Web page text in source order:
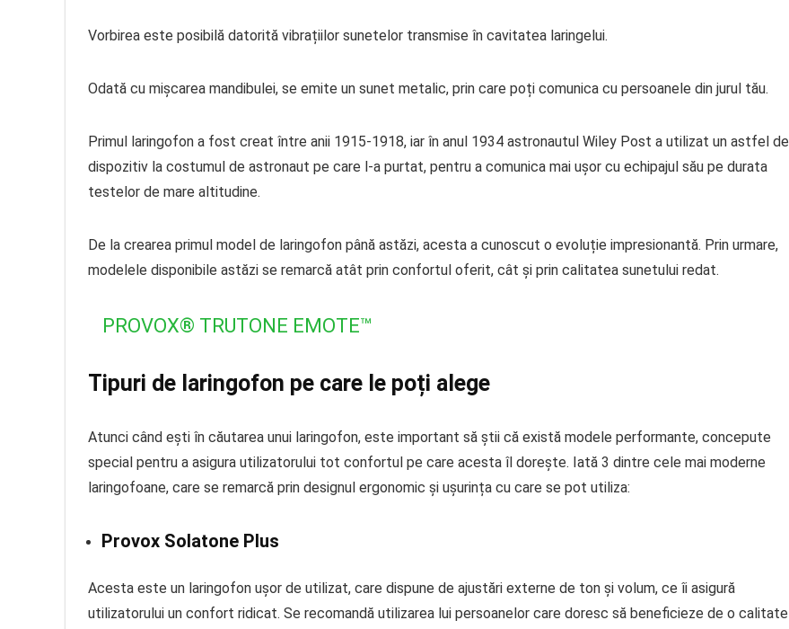
Vorbirea este posibilă datorită vibrațiilor sunetelor transmise în cavitatea laringelui.
Odată cu mișcarea mandibulei, se emite un sunet metalic, prin care poți comunica cu persoanele din jurul tău.
Primul laringofon a fost creat între anii 1915-1918, iar în anul 1934 astronautul Wiley Post a utilizat un astfel de
dispozitiv la costumul de astronaut pe care l-a purtat, pentru a comunica mai ușor cu echipajul său pe durata
testelor de mare altitudine.
De la crearea primul model de laringofon până astăzi, acesta a cunoscut o evoluție impresionantă. Prin urmare,
modelele disponibile astăzi se remarcă atât prin confortul oferit, cât și prin calitatea sunetului redat.
PROVOX® TRUTONE EMOTE™
Tipuri de laringofon pe care le poți alege
Atunci când ești în căutarea unui laringofon, este important să știi că există modele performante, concepute
special pentru a asigura utilizatorului tot confortul pe care acesta îl dorește. Iată 3 dintre cele mai moderne
laringofoane, care se remarcă prin designul ergonomic și ușurința cu care se pot utiliza:
Provox Solatone Plus
Acesta este un laringofon ușor de utilizat, care dispune de ajustări externe de ton și volum, ce îi asigură
utilizatorului un confort ridicat. Se recomandă utilizarea lui persoanelor care doresc să beneficieze de o calitate